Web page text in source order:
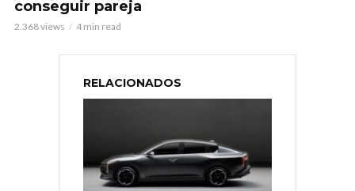
conseguir pareja
2.368 views 4 min read
RELACIONADOS